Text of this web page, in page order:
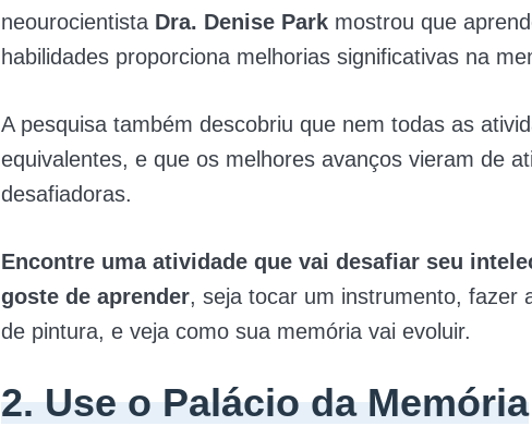
neourocientista Dra. Denise Park mostrou que
habilidades proporciona melhorias significativas na
A pesquisa também descobriu que nem todas as
equivalentes, e que os melhores avanços vieram de
desafiadoras.
Encontre uma atividade que vai desafiar seu
goste de aprender, seja tocar um instrumento, fazer
de pintura, e veja como sua memória vai evoluir.
2. Use o Palácio da Memória